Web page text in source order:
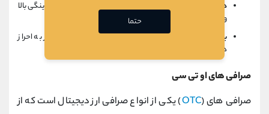
دی فینیتی:
این صرافی ترکیبی فناوری های بلاک چین را با نقدینگی بالا
و ویژگی های متمرکز ترکیب می کند.
بیس کیو:
یک صرافی ترکیبی که امکان تراکنش بدون نیاز به احراز
هویت را فراهم می کند.
صرافی های او تی سی
صرافی های (OTC) یکی از انواع صرافی ارز دیجیتال است که از
حتما